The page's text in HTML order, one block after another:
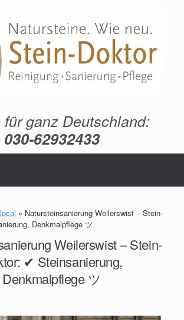
für ganz Deutschland:
030-62932433
local » Natursteinsanierung Weilerswist – Stein-
Denkmalpflege ツ
Weilerswist – Stein-
✔ Steinsanierung,
Denkmalpflege ツ